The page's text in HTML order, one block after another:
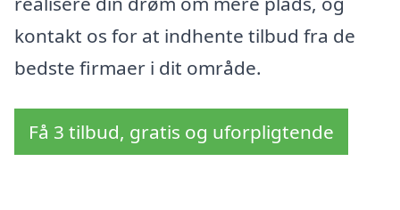
kontakt os for at indhente tilbud fra de
bedste firmaer i dit område.
Få 3 tilbud, gratis og uforpligtende